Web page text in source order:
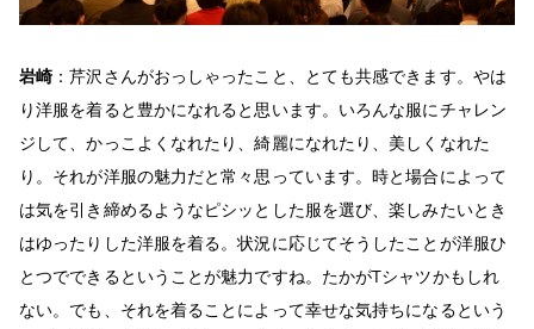
岩崎 ：芹沢さんがおっしゃったこと、とても共感できます。やは
り洋服を着ると豊かになれると思います。いろんな服にチャレン
ジして、かっこよくなれたり、綺麗になれたり、美しくなれた
り。それが洋服の魅力だと常々思っています。時と場合によって
は気を引き締めるようなピシッとした服を選び、楽しみたいとき
はゆったりした洋服を着る。状況に応じてそうしたことが洋服ひ
とつでできるということが魅力ですね。たかがTシャツかもしれ
ない。でも、それを着ることによって幸せな気持ちになるという